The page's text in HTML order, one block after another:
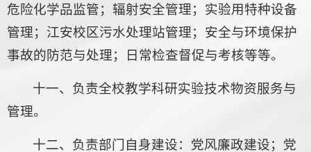
危险化学品监管；辐射安全管理；实验用特种设备
管理；江安校区污水处理站管理；安全与环境保护
事故的防范与处理；日常检查督促与考核等等。
十一、负责全校教学科研实验技术物资服务与
管理。
十二、负责部门自身建设：党风廉政建设；党